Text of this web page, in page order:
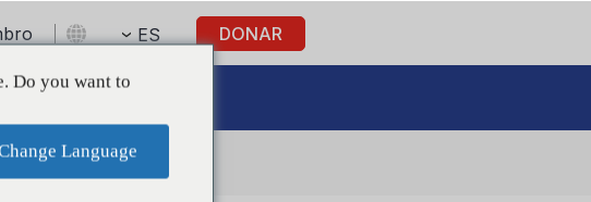
ES DONAR
Sobre nosotros
Do you want to
Language